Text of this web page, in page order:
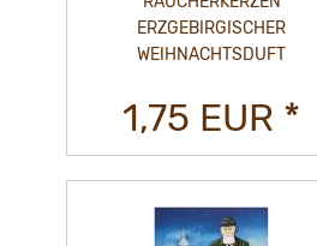
ERZGEBIRGISCHER
WEIHNACHTSDUFT
1,75 EUR *